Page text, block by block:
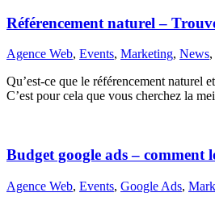
Référencement naturel –
Agence Web, Events, Marketing, News,
Qu’est-ce que le référencement naturel
C’est pour cela que vous cherchez la
Budget google ads – comment
Agence Web, Events, Google Ads,